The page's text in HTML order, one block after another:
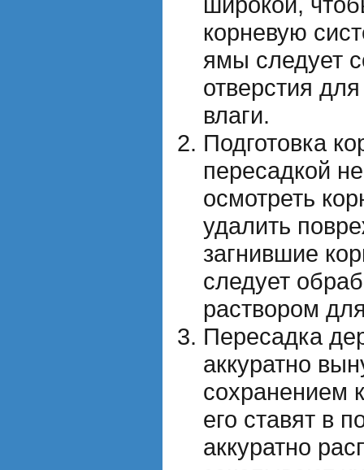
корневую
ямы следует
отверстия
влаги.
Подготовка
пересадкой
осмотреть
удалить
загнившие
следует
раствором
Пересадка
аккуратно
сохранением
его ставят в
аккуратно